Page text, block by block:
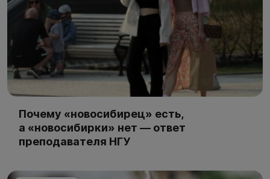
Почему «новосибирец» есть,
а «новосибирки» нет — ответ
преподавателя НГУ